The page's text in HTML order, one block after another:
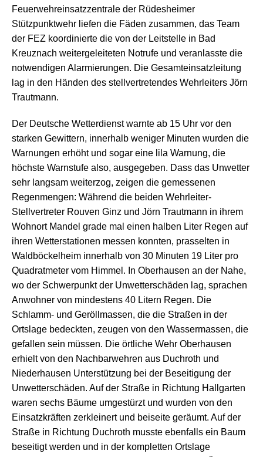
Feuerwehreinsatzzentrale der Rüdesheimer
Stützpunktwehr liefen die Fäden zusammen, das Team
der FEZ koordinierte die von der Leitstelle in Bad
Kreuznach weitergeleiteten Notrufe und veranlasste die
notwendigen Alarmierungen. Die Gesamteinsatzleitung
lag in den Händen des stellvertretendes Wehrleiters Jörn
Trautmann.
Der Deutsche Wetterdienst warnte ab 15 Uhr vor den
starken Gewittern, innerhalb weniger Minuten wurden die
Warnungen erhöht und sogar eine lila Warnung, die
höchste Warnstufe also, ausgegeben. Dass das Unwetter
sehr langsam weiterzog, zeigen die gemessenen
Regenmengen: Während die beiden Wehrleiter-
Stellvertreter Rouven Ginz und Jörn Trautmann in ihrem
Wohnort Mandel grade mal einen halben Liter Regen auf
ihren Wetterstationen messen konnten, prasselten in
Waldböckelheim innerhalb von 30 Minuten 19 Liter pro
Quadratmeter vom Himmel. In Oberhausen an der Nahe,
wo der Schwerpunkt der Unwetterschäden lag, sprachen
Anwohner von mindestens 40 Litern Regen. Die
Schlamm- und Geröllmassen, die die Straßen in der
Ortslage bedeckten, zeugen von den Wassermassen, die
gefallen sein müssen. Die örtliche Wehr Oberhausen
erhielt von den Nachbarwehren aus Duchroth und
Niederhausen Unterstützung bei der Beseitigung der
Unwetterschäden. Auf der Straße in Richtung Hallgarten
waren sechs Bäume umgestürzt und wurden von den
Einsatzkräften zerkleinert und beiseite geräumt. Auf der
Straße in Richtung Duchroth musste ebenfalls ein Baum
beseitigt werden und in der kompletten Ortslage